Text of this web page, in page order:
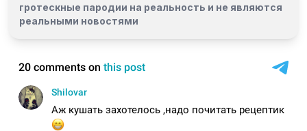
гротескные пародии на реальность и не являются
реальными новостями